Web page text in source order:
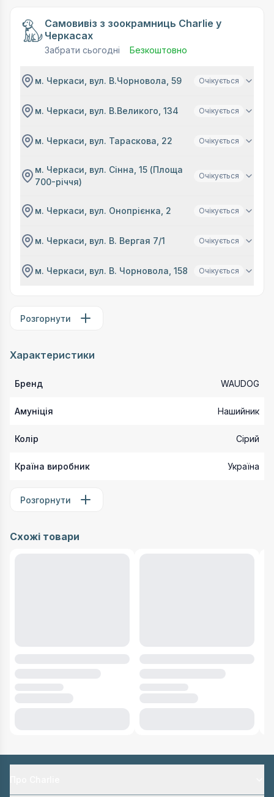
Самовивіз з зоокрамниць Charlie у
Черкасах
Забрати сьогодні Безкоштовно
м. Черкаси, вул. В.Чорновола, 59 Очікується
м. Черкаси, вул. В.Великого, 134 Очікується
м. Черкаси, вул. Тараскова, 22 Очікується
м. Черкаси, вул. Сінна, 15 (Площа
700-річчя)
Очікується
м. Черкаси, вул. Онопрієнка, 2 Очікується
м. Черкаси, вул. В. Вергая 7/1 Очікується
м. Черкаси, вул. В. Чорновола, 158 Очікується
Розгорнути
Характеристики
Бренд WAUDOG
Амуніція Нашийник
Колір Сірий
Країна виробник Україна
Розгорнути
Схожі товари